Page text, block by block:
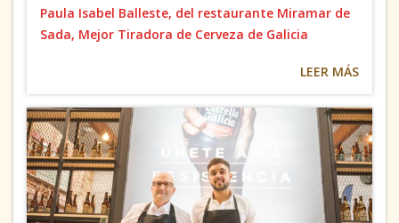
Paula Isabel Balleste, del restaurante Miramar de
Sada, Mejor Tiradora de Cerveza de Galicia
LEER MÁS